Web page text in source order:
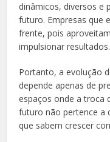
dinâmicos, diversos e
futuro. Empresas que
frente, pois
impulsionar resultados.
Portanto, a evolução
depende apenas de
espaços onde a troca
futuro não pertence a
que sabem crescer